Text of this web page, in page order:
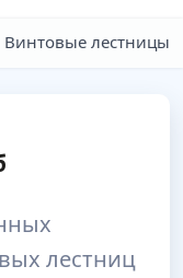
Винтовые лестницы
лестниц